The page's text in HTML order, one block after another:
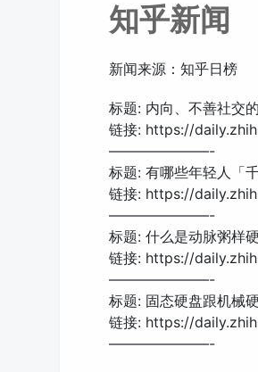
知乎新闻
新闻来源：知乎日榜
标题: 内向、不善社交
链接: https://
———————-
标题: 有哪些年轻人「
链接: https://
———————-
标题: 什么是动脉粥样
链接: https://
———————-
标题: 固态硬盘跟机械
链接: https://
———————-